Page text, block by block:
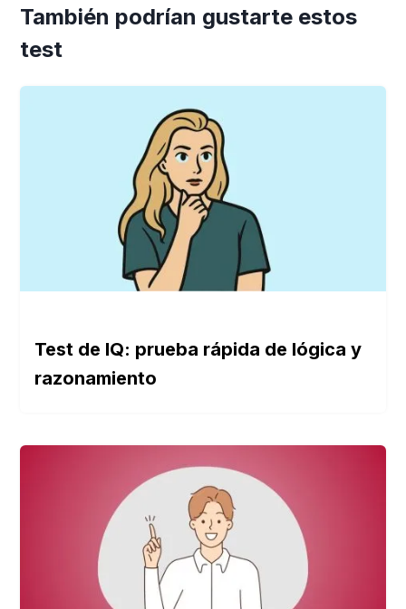
También podrían gustarte estos
test
Test de IQ: prueba rápida de lógica y
razonamiento